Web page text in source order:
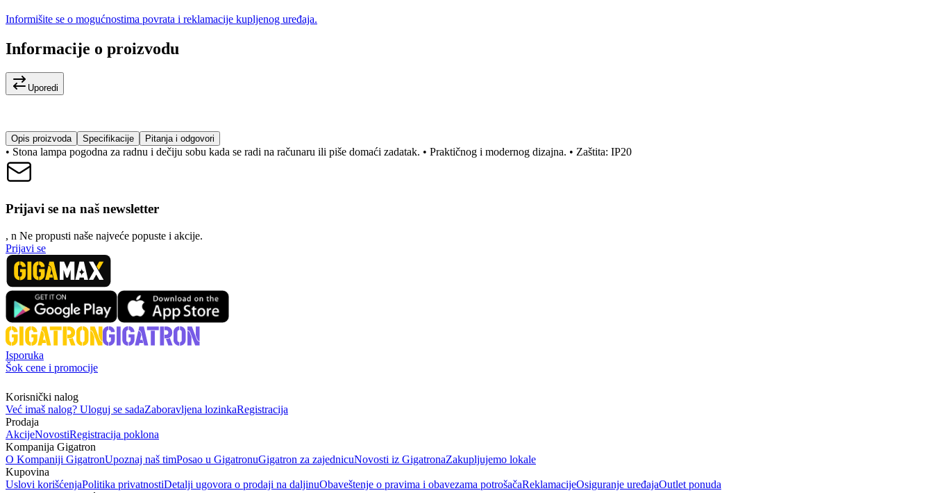
Informišite se o mogućnostima povrata i reklamacije kupljenog uređaja.
Informacije o proizvodu
Uporedi
Opis proizvoda Specifikacije Pitanja i odgovori
• Stona lampa pogodna za radnu i dečiju sobu kada se radi na računaru ili piše domaći zadatak. • Praktičnog i modernog dizajna. • Zaštita: IP20
Prijavi se na naš newsletter
, n Ne propusti naše najveće popuste i akcije.
Prijavi se
Isporuka
Šok cene i promocije
Korisnički nalog
Već imaš nalog? Uloguj se sadaZaboravljena lozinkaRegistracija
Prodaja
AkcijeNovostiRegistracija poklona
Kompanija Gigatron
O Kompaniji GigatronUpoznaj naš timPosao u GigatronuGigatron za zajednicuNovosti iz GigatronaZakupljujemo lokale
Kupovina
Uslovi korišćenjaPolitika privatnostiDetalji ugovora o prodaji na daljinuObaveštenje o pravima i obavezama potrošačaReklamacijeOsiguranje uređajaOutlet ponuda